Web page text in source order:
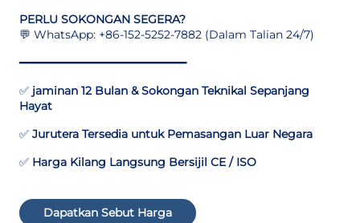
PERLU SOKONGAN SEGERA?
💬 WhatsApp: +86-152-5252-7882 (Dalam Talian 24/7)
━━━━━━━━━━━━━━━━━━━━━━━━━━
✅ jaminan 12 Bulan & Sokongan Teknikal Sepanjang
Hayat
✅ Jurutera Tersedia untuk Pemasangan Luar Negara
✅ Harga Kilang Langsung Bersijil CE / ISO
Dapatkan Sebut Harga